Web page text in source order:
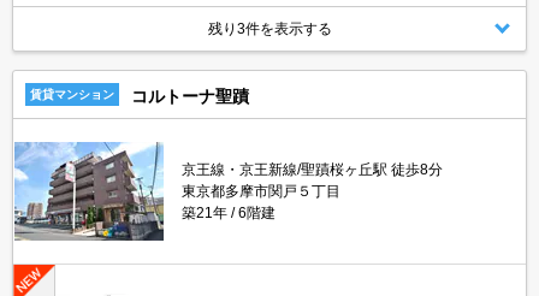
残り3件を表示する
賃貸マンション コルトーナ聖蹟
京王線・京王新線/聖蹟桜ヶ丘駅 徒歩8分
東京都多摩市関戸５丁目
築21年
6階建